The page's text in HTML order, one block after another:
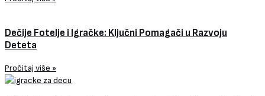
Dečije Fotelje i Igračke: Ključni Pomagači u Razvoju
Deteta
Pročitaj više »